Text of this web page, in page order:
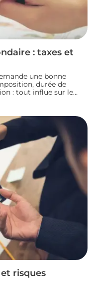
: taxes et
une bonne
durée de
: tout influe sur le
démarches et les
risques